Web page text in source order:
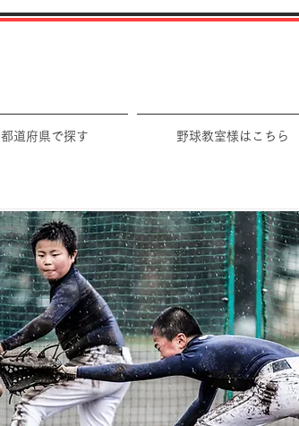
都道府県で探す 野球教室様はこちら